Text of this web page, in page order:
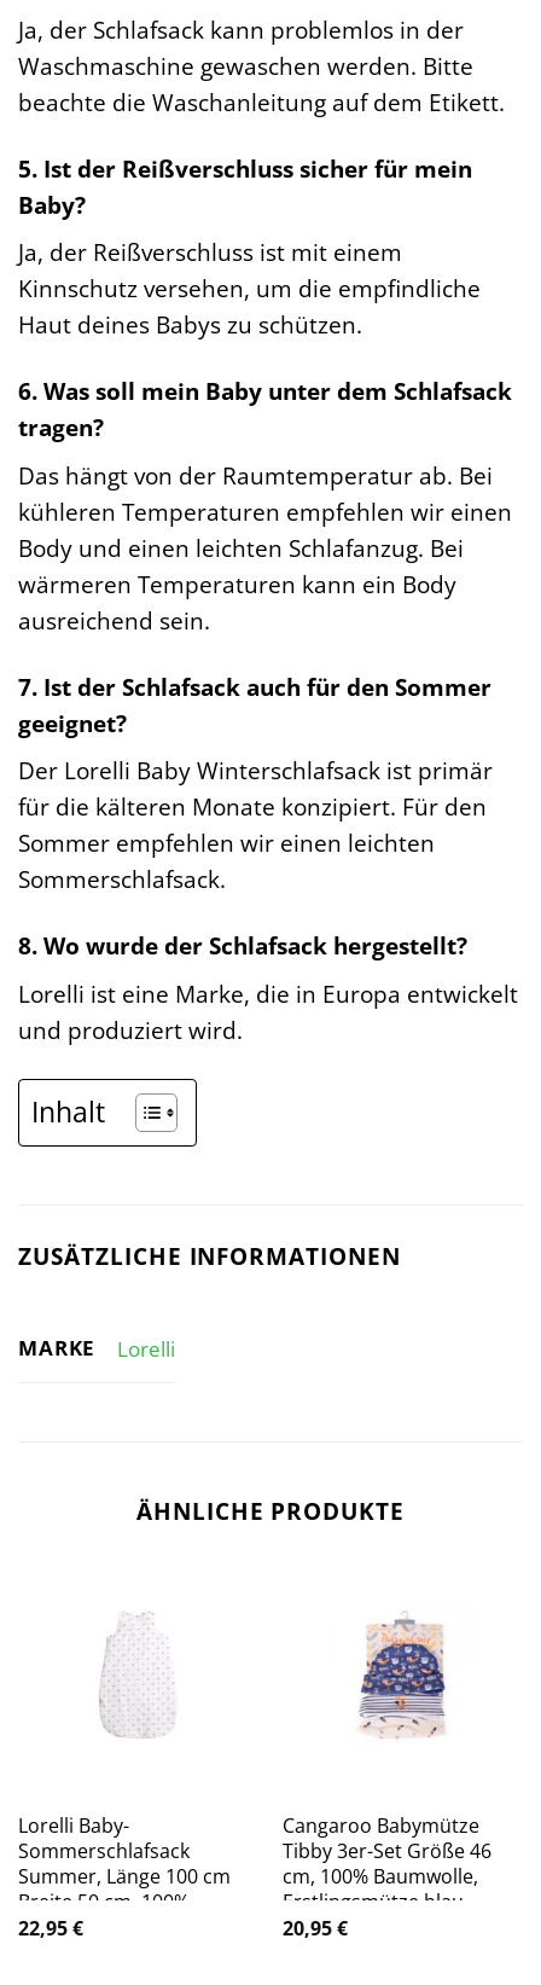
Ja, der Schlafsack kann problemlos in der
Waschmaschine gewaschen werden. Bitte
beachte die Waschanleitung auf dem Etikett.
5. Ist der Reißverschluss sicher für mein
Baby?
Ja, der Reißverschluss ist mit einem
Kinnschutz versehen, um die empfindliche
Haut deines Babys zu schützen.
6. Was soll mein Baby unter dem Schlafsack
tragen?
Das hängt von der Raumtemperatur ab. Bei
kühleren Temperaturen empfehlen wir einen
Body und einen leichten Schlafanzug. Bei
wärmeren Temperaturen kann ein Body
ausreichend sein.
7. Ist der Schlafsack auch für den Sommer
geeignet?
Der Lorelli Baby Winterschlafsack ist primär
für die kälteren Monate konzipiert. Für den
Sommer empfehlen wir einen leichten
Sommerschlafsack.
8. Wo wurde der Schlafsack hergestellt?
Lorelli ist eine Marke, die in Europa entwickelt
und produziert wird.
Inhalt
ZUSÄTZLICHE INFORMATIONEN
MARKE Lorelli
ÄHNLICHE PRODUKTE
Lorelli Baby-
Sommerschlafsack
Summer, Länge 100 cm
Breite 50 cm, 100%
Baumwolle weiß beige
22,95€
Cangaroo Babymütze
Tibby 3er-Set Größe 46
cm, 100% Baumwolle,
Erstlingsmütze blau
20,95€